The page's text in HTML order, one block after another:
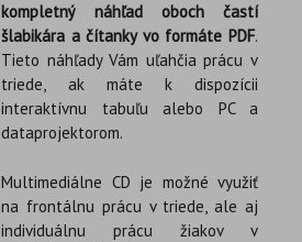
kompletný náhľad oboch častí
šlabikára a čítanky vo formáte PDF.
Tieto náhľady Vám uľahčia prácu v
triede, ak máte k dispozícii
interaktívnu tabuľu alebo PC a
dataprojektorom.
Multimediálne CD je možné využiť
na frontálnu prácu v triede, ale aj
individuálnu prácu žiakov v